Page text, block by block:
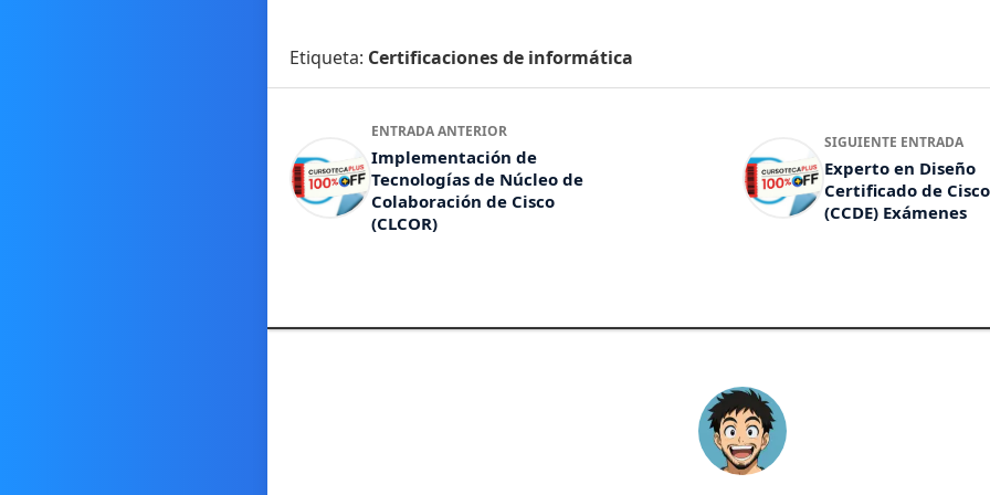
Etiqueta: Certificaciones de informática
ENTRADA ANTERIOR
Implementación de
Tecnologías de Núcleo de
Colaboración de Cisco
(CLCOR)
SIGUIENTE ENTRADA
Experto en Diseño
Certificado de
(CCDE) Exámenes